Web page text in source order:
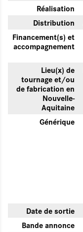
Réalisation
Distribution
Financement(s) et
accompagnement
Lieu(x) de
tournage et/ou
de fabrication en
Nouvelle-
Aquitaine
Générique
Date de sortie
Bande annonce